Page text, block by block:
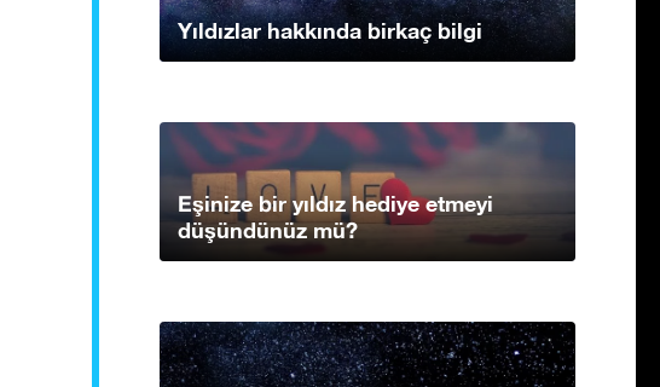
Yıldızlar hakkında birkaç bilgi
Eşinize bir yıldız hediye etmeyi
düşündünüz mü?